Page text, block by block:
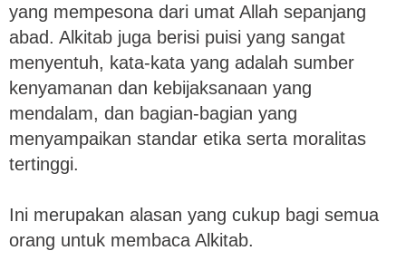
yang mempesona dari umat Allah sepanjang
abad. Alkitab juga berisi puisi yang sangat
menyentuh, kata-kata yang adalah sumber
kenyamanan dan kebijaksanaan yang
mendalam, dan bagian-bagian yang
menyampaikan standar etika serta moralitas
tertinggi.
Ini merupakan alasan yang cukup bagi semua
orang untuk membaca Alkitab.